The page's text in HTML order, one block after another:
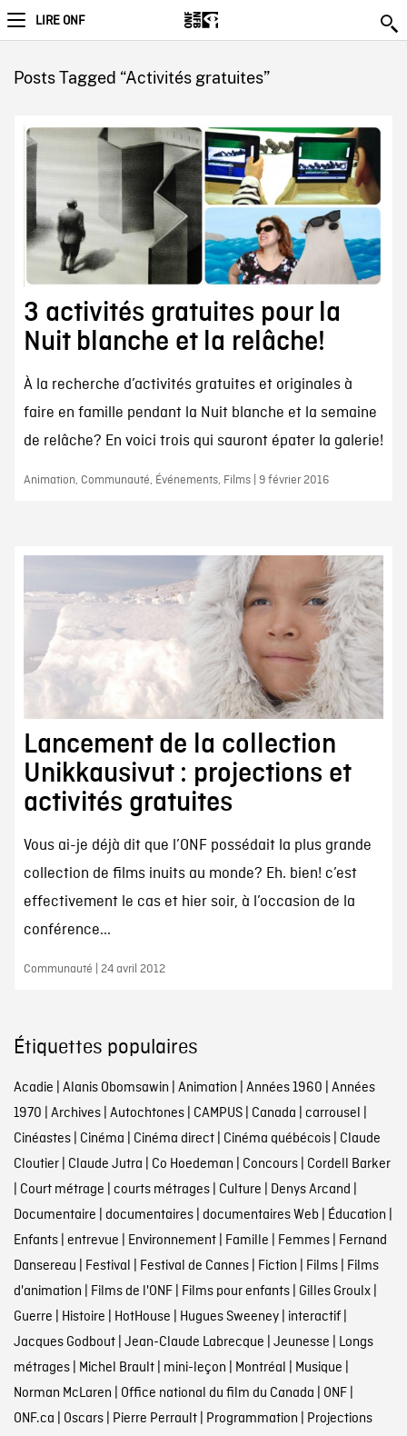
LIRE ONF
Posts Tagged “Activités gratuites”
3 activités gratuites pour la
Nuit blanche et la relâche!
À la recherche d’activités gratuites et originales à
faire en famille pendant la Nuit blanche et la semaine
de relâche? En voici trois qui sauront épater la galerie!
Animation, Communauté, Événements, Films | 9 février 2016
Lancement de la collection
Unikkausivut : projections et
activités gratuites
Vous ai-je déjà dit que l’ONF possédait la plus grande
collection de films inuits au monde? Eh. bien! c’est
effectivement le cas et hier soir, à l’occasion de la
conférence...
Communauté | 24 avril 2012
Étiquettes populaires
Acadie Alanis Obomsawin Animation Années 1960 Années
1970 Archives| Autochtones| CAMPUS| Canada carrousel
Cinéastes| Cinéma Cinéma direct| Cinéma québécois| Claude
Cloutier| Claude Jutra Co Hoedeman Concours| Cordell Barker
Court métrage courts métrages| Culture Denys Arcand
Documentaire documentaires| documentaires Web Éducation
Enfants| entrevue Environnement| Famille Femmes| Fernand
Dansereau Festival Festival de Cannes| Fiction Films| Films
d'animation Films de l'ONF| Films pour enfants| Gilles Groulx|
Guerre Histoire HotHouse Hugues Sweeney| interactif|
Jacques Godbout| Jean-Claude Labrecque Jeunesse Longs
métrages| Michel Brault| mini-leçon Montréal Musique
Norman McLaren Office national du film du Canada ONF|
ONF.ca Oscars| Pierre Perrault| Programmation Projections